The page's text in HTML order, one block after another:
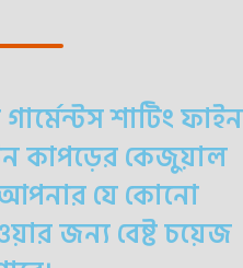
শাটিং ফাইন
কাপড়ের কেজুয়াল
আপনার যে কোনো
জন্য বেষ্ট চয়েজ